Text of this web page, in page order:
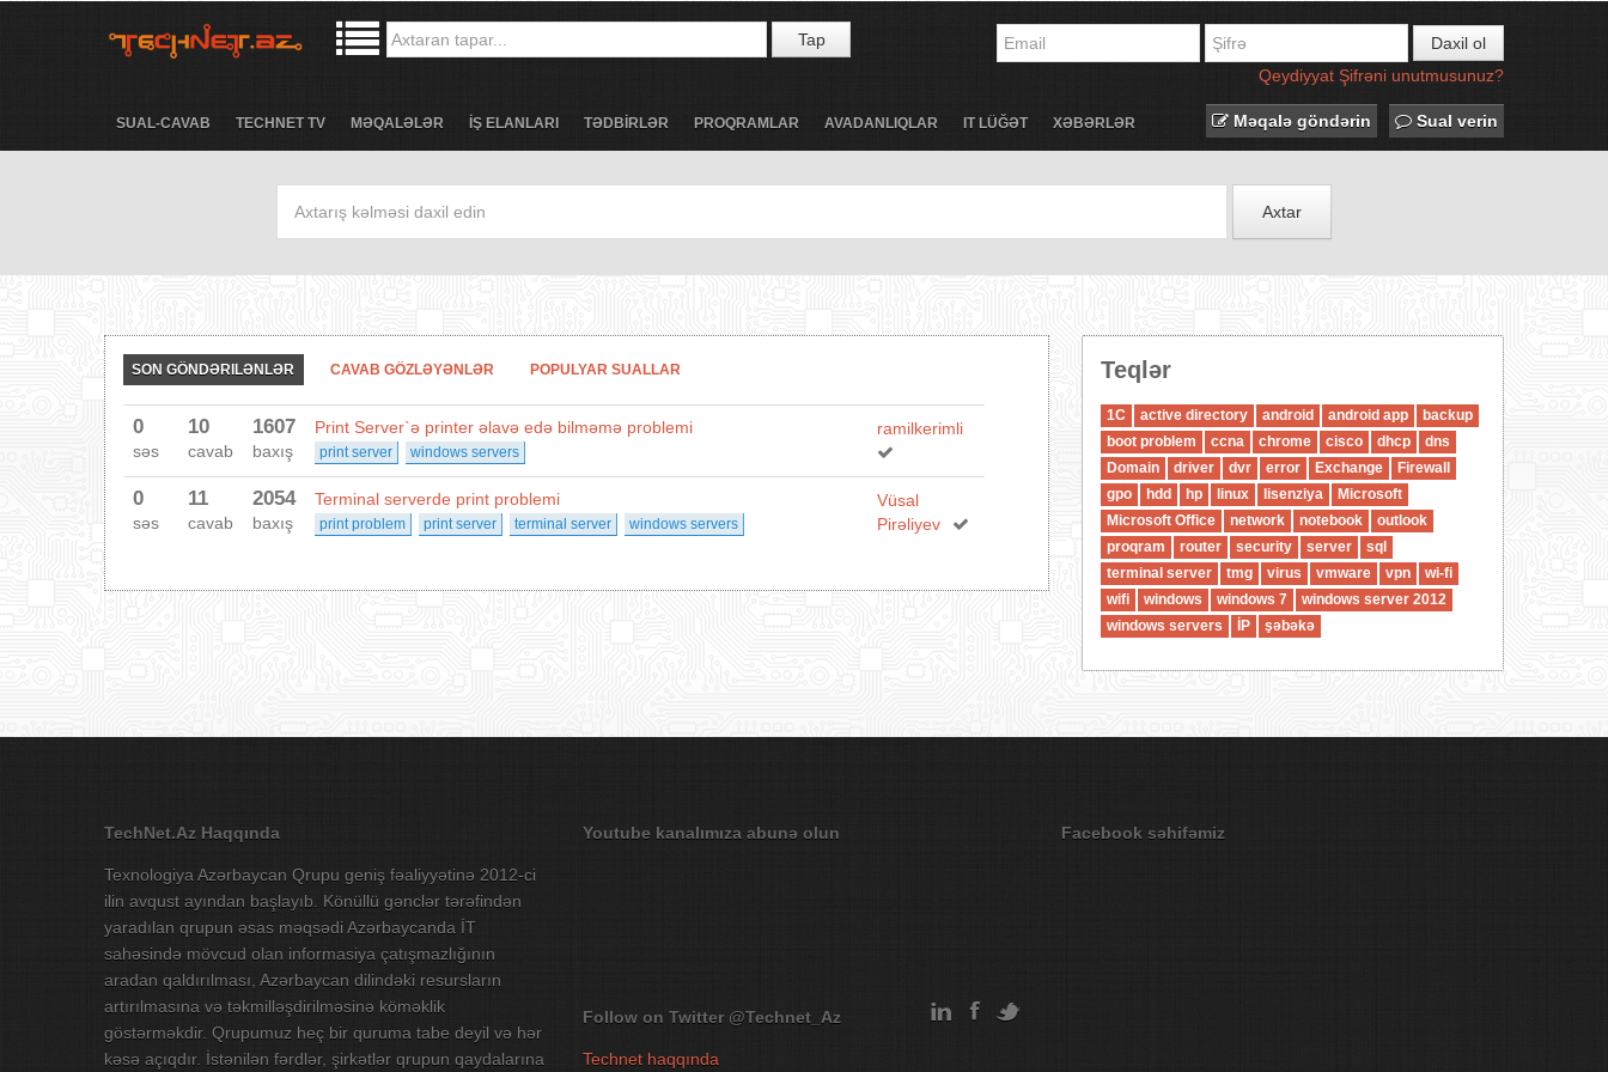
Tap
Daxil ol
Qeydiyyat Şifrəni unutmusunuz?
SUAL-CAVAB TECHNET TV MƏQALƏLƏR İŞ ELANLARI TƏDBİRLƏR PROQRAMLAR AVADANLIQLAR IT LÜĞƏT XƏBƏRLƏR Məqalə göndərin Sual verin
Axtar
SON GÖNDƏRILƏNLƏR CAVAB GÖZLƏYƏNLƏR POPULYAR SUALLAR
0
səs
10
cavab
1607
baxış
Print Server`ə printer əlavə edə bilməmə problemi
print server windows servers
ramilkerimli
0
səs
11
cavab
2054
baxış
Terminal serverde print problemi
print problem print server terminal server windows servers
Vüsal
Pirəliyev
Teqlər
1C active directory android android app
backup
boot problem
ccna chrome cisco dhcp
dns
Domain
driver dvr error Exchange
Firewall
gpo
hdd hp linux lisenziya
Microsoft
Microsoft Office
network notebook
outlook
proqram
router security server
sql
terminal server
tmg virus vmware vpn
wi-fi
wifi
windows windows 7
windows server 2012
windows servers
İP şəbəkə
TechNet.Az Haqqında
Texnologiya Azərbaycan Qrupu geniş fəaliyyətinə 2012-ci
ilin avqust ayından başlayıb. Könüllü gənclər tərəfindən
yaradılan qrupun əsas məqsədi Azərbaycanda İT
sahəsində mövcud olan informasiya çatışmazlığının
aradan qaldırılması, Azərbaycan dilindəki resursların
artırılmasına və təkmilləşdirilməsinə köməklik
göstərməkdir. Qrupumuz heç bir quruma tabe deyil və hər
kəsə açıqdır. İstənilən fərdlər, şirkətlər qrupun qaydalarına
Youtube kanalımıza abunə olun
Follow on Twitter @Technet_Az
Technet haqqında
Facebook səhifəmiz